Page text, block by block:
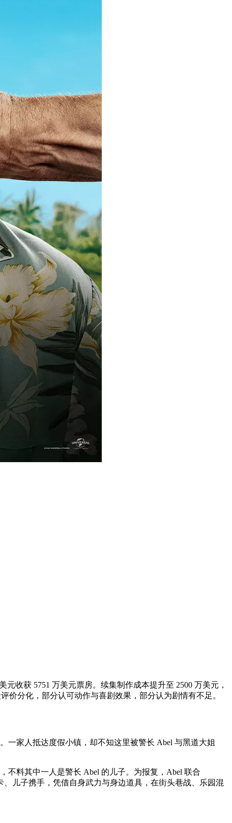
收获 5751 万美元票房。续集制作成本提升至 2500 万美元，
价分化，部分认可动作与喜剧效果，部分认为剧情有不足。
一家人抵达度假小镇，却不知这里被警长 Abel 与黑道大姐
不料其中一人是警长 Abel 的儿子。为报复，Abel 联合
儿子携手，凭借自身武力与身边道具，在街头巷战、乐园混